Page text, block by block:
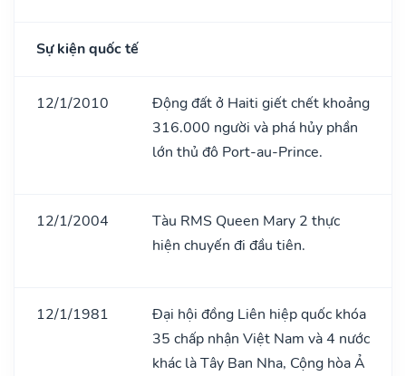
Sự kiện quốc tế
12/1/2010
Động đất ở Haiti giết chết khoảng
316.000 người và phá hủy phần
lớn thủ đô Port-au-Prince.
12/1/2004
Tàu RMS Queen Mary 2 thực
hiện chuyến đi đầu tiên.
12/1/1981
Đại hội đồng Liên hiệp quốc khóa
35 chấp nhận Việt Nam và 4 nước
khác là Tây Ban Nha, Cộng hòa Ả